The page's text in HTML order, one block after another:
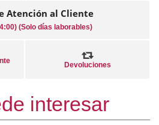
Atención al Cliente
(Solo días laborables)
Devoluciones
interesar